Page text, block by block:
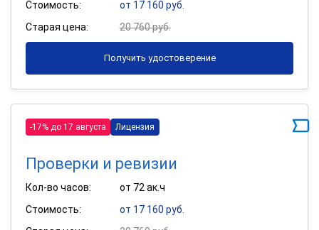
Стоимость:
от 17 160 руб.
Старая цена:
20 760 руб.
Получить удостоверение
-17% до 17 августа Лицензия
Проверки и ревизии
Кол-во часов:
от 72 ак.ч
Стоимость:
от 17 160 руб.